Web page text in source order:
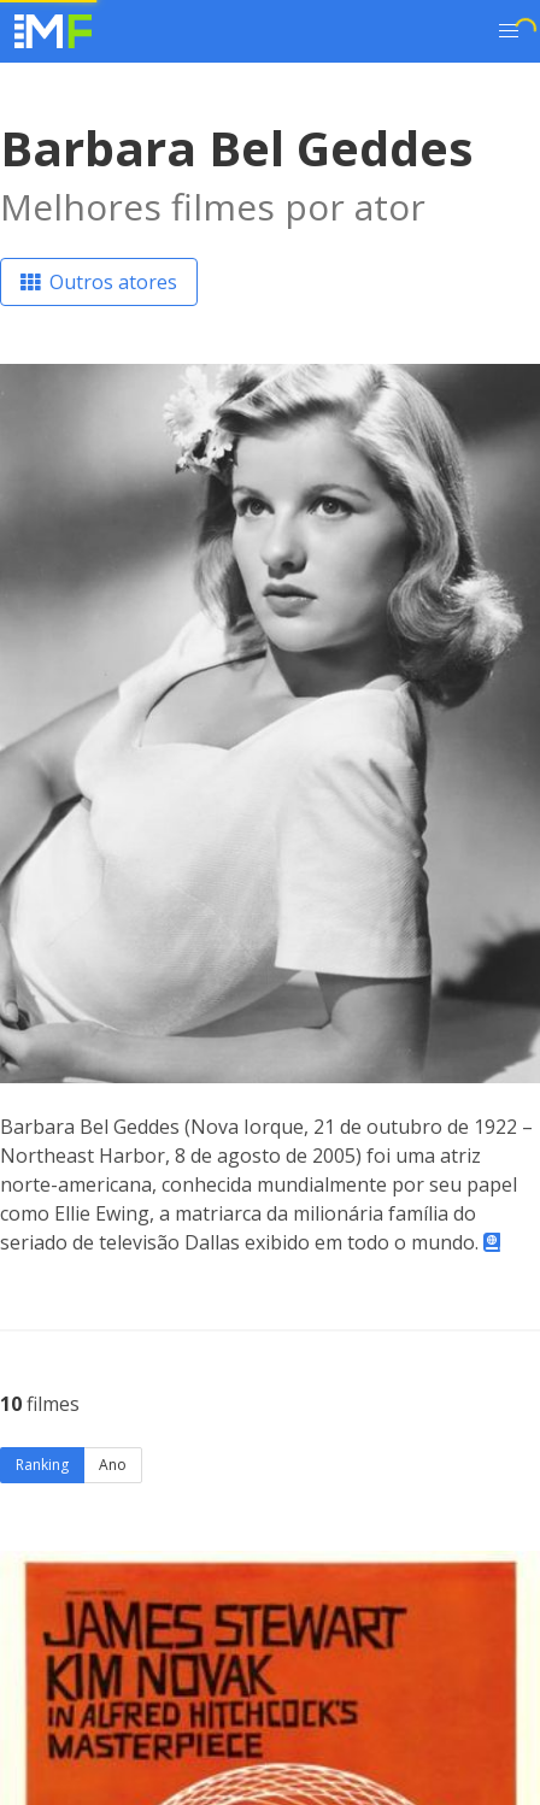
Barbara Bel Geddes
Melhores filmes por ator
Outros atores
Barbara Bel Geddes (Nova Iorque, 21 de outubro de 1922 –
Northeast Harbor, 8 de agosto de 2005) foi uma atriz
norte-americana, conhecida mundialmente por seu papel
como Ellie Ewing, a matriarca da milionária família do
seriado de televisão Dallas exibido em todo o mundo.
10filmes
Ranking Ano